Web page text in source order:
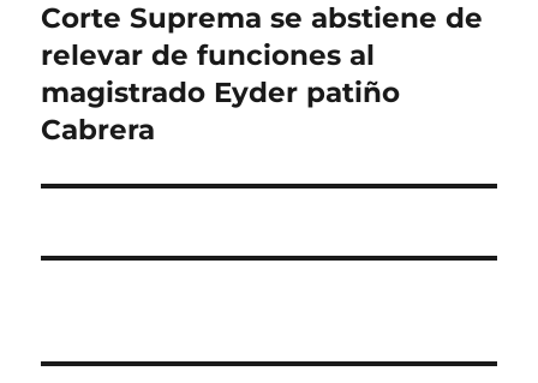
siguiente:
Corte Suprema se abstiene de
relevar de funciones al
magistrado Eyder patiño
Cabrera